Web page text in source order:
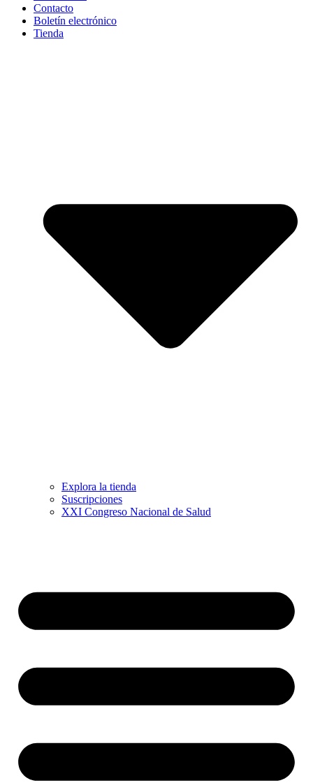
Contacto
Boletín electrónico
Tienda
Explora la tienda
Suscripciones
XXI Congreso Nacional de Salud